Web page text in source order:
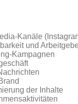
Kanäle
und
Kampagnen
der Inhalte